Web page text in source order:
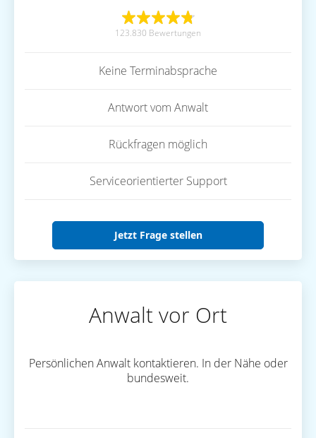
123.830 Bewertungen
Keine Terminabsprache
Antwort vom Anwalt
Rückfragen möglich
Serviceorientierter Support
Jetzt Frage stellen
Anwalt vor Ort
Persönlichen Anwalt kontaktieren. In der Nähe oder
bundesweit.